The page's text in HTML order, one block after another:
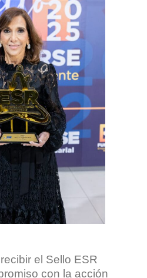
el Sello ESR
con la acción